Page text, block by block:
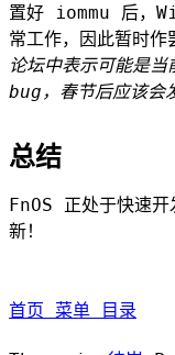
置好 iommu 后，
常工作，因此暂时作
论坛中表示可能是
bug，春节后应该会
总结
FnOS 正处于快速开
新！
首页 菜单 目录